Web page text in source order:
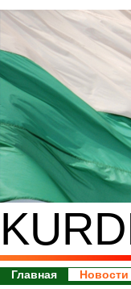
Главная Новости